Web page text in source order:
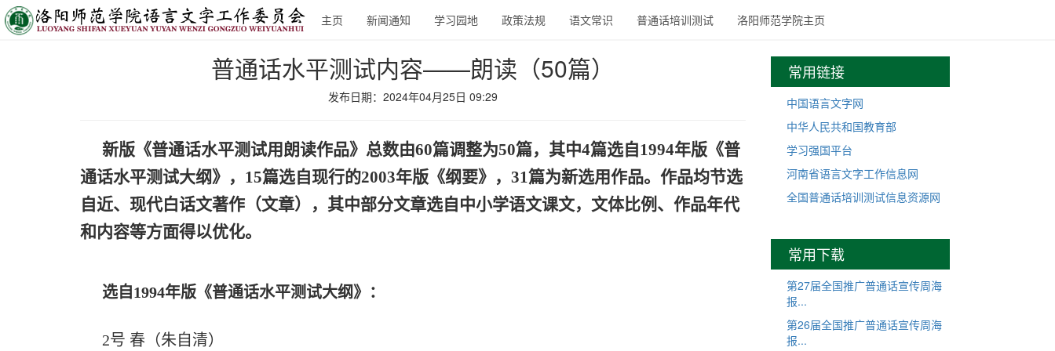
主页 新闻通知 学习园地 政策法规 语文常识 普通话培训测试 洛阳师范学院主页
普通话水平测试内容——朗读（50篇）
发布日期：2024年04月25日 09:29
新版《普通话水平测试用朗读作品》总数由60篇调整为50篇，其中4篇选自1994年版《普
通话水平测试大纲》，15篇选自现行的2003年版《纲要》，31篇为新选用作品。作品均节选
自近、现代白话文著作（文章），其中部分文章选自中小学语文课文，文体比例、作品年代
和内容等方面得以优化。
选自1994年版《普通话水平测试大纲》：
2号 春（朱自清）
常用链接
中国语言文字网
中华人民共和国教育部
学习强国平台
河南省语言文字工作信息网
全国普通话培训测试信息资源网
常用下载
第27届全国推广普通话宣传周海
报...
第26届全国推广普通话宣传周海
报...